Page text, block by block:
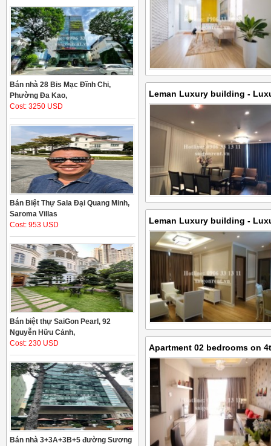
Bán nhà 28 Bis Mạc Đĩnh Chi,
Phường Đa Kao,
Cost: 3250 USD
Bán Biệt Thự Sala Đại Quang Minh,
Saroma Villas
Cost: 953 USD
Bán biệt thự SaiGon Pearl, 92
Nguyễn Hữu Cảnh,
Cost: 230 USD
Bán nhà 3+3A+3B+5 đường Sương
Leman Luxury building -
bedrooms on 20th floor for
Chieu street, District 3 -
Leman Luxury building -
bedrooms for rent on
District 3 - 75sqm - 2200USD
Apartment 02 bedrooms on
for rent on Cach Mang
District 3 - 70sqm - 550 USD